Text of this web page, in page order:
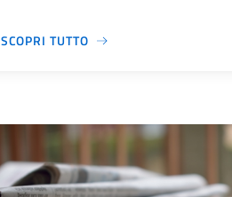
SCOPRI TUTTO